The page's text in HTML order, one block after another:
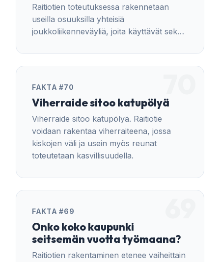
Raitiotien toteutuksessa rakennetaan
useilla osuuksilla yhteisiä
joukkoliikenneväyliä, joita käyttävät sekä
FAKTA #70
Viherraide sitoo katupölyä
Viherraide sitoo katupölyä. Raitiotie
voidaan rakentaa viherraiteena, jossa
kiskojen väli ja usein myös reunat
toteutetaan kasvillisuudella.
FAKTA #69
Onko koko kaupunki
seitsemän vuotta työmaana?
Raitiotien rakentaminen etenee vaiheittain